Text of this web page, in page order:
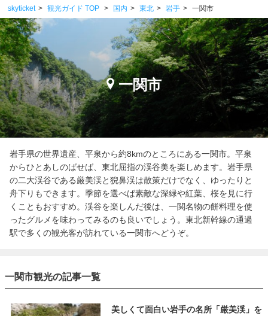
skyticket 観光ガイド TOP 国内 東北 岩手 一関市
一関市
岩手県の世界遺産、平泉から約8kmのところにある一関市。平泉
からひとあしのばせば、東北屈指の渓谷美を楽しめます。岩手県
の二大渓谷である厳美渓と猊鼻渓は散策だけでなく、ゆったりと
舟下りもできます。季節を選べば素敵な深緑や紅葉、桜を見に行
くこともおすすめ。渓谷を楽しんだ後は、一関名物の餅料理を使
ったグルメを味わってみるのも良いでしょう。東北新幹線の通過
駅で多くの観光客が訪れている一関市へどうぞ。
一関市観光の記事一覧
美しくて面白い岩手の名所「厳美渓」を